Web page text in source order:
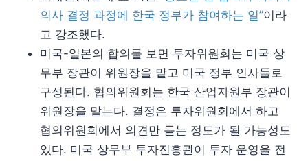
의사 결정 과정에 한국 정부가 참여하는 일”이라
고 강조했다.
미국-일본의 합의를 보면 투자위원회는 미국 상
무부 장관이 위원장을 맡고 미국 정부 인사들로
구성된다. 협의위원회는 한국 산업자원부 장관이
위원장을 맡는다. 결정은 투자위원회에서 하고
협의위원회에서 의견만 듣는 정도가 될 가능성도
있다. 미국 상무부 투자진흥관이 투자 운영을 전